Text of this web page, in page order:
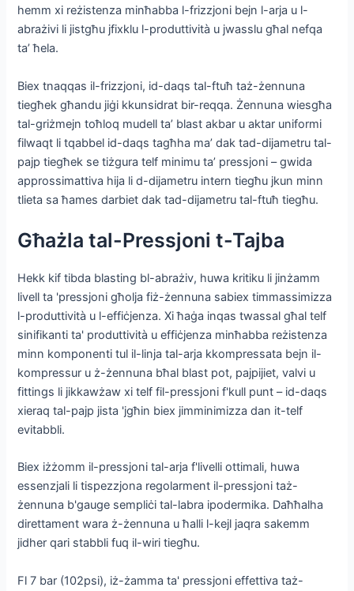
hemm xi reżistenza minħabba l-frizzjoni bejn l-arja u l-
abrażivi li jistgħu jfixklu l-produttività u jwasslu għal nefqa
ta’ ħela.
Biex tnaqqas il-frizzjoni, id-daqs tal-ftuħ taż-żennuna
tiegħek għandu jiġi kkunsidrat bir-reqqa. Żennuna wiesgħa
tal-griżmejn toħloq mudell ta’ blast akbar u aktar uniformi
filwaqt li tqabbel id-daqs tagħha ma’ dak tad-dijametru tal-
pajp tiegħek se tiżgura telf minimu ta’ pressjoni – gwida
approssimattiva hija li d-dijametru intern tiegħu jkun minn
tlieta sa ħames darbiet dak tad-dijametru tal-ftuħ tiegħu.
Għażla tal-Pressjoni t-Tajba
Hekk kif tibda blasting bl-abrażiv, huwa kritiku li jinżamm
livell ta 'pressjoni għolja fiż-żennuna sabiex timmassimizza
l-produttività u l-effiċjenza. Xi ħaġa inqas twassal għal telf
sinifikanti ta' produttività u effiċjenza minħabba reżistenza
minn komponenti tul il-linja tal-arja kkompressata bejn il-
kompressur u ż-żennuna bħal blast pot, pajpijiet, valvi u
fittings li jikkawżaw xi telf fil-pressjoni f'kull punt – id-daqs
xieraq tal-pajp jista 'jgħin biex jimminimizza dan it-telf
evitabbli.
Biex iżżomm il-pressjoni tal-arja f'livelli ottimali, huwa
essenzjali li tispezzjona regolarment il-pressjoni taż-
żennuna b'gauge sempliċi tal-labra ipodermika. Daħħalha
direttament wara ż-żennuna u ħalli l-kejl jaqra sakemm
jidher qari stabbli fuq il-wiri tiegħu.
Fl 7 bar (102psi), iż-żamma ta' pressjoni effettiva taż-